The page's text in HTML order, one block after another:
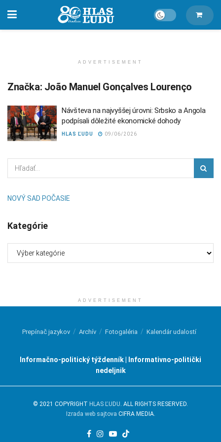
ADVERTISEMENT
Značka: João Manuel Gonçalves Lourenço
Návšteva na najvyššej úrovni: Srbsko a Angola
podpísali dôležité ekonomické dohody
HLAS ĽUDU 09/06/2026
NOVÝ SAD POČASIE
Kategórie
ADVERTISEMENT
Prepínač jazykov Archív Fotogaléria Kalendár udalostí
Informačno-politický týždenník | Informativno-politički
nedeljnik
© 2021 COPYRIGHT HLAS ĽUDU . ALL RIGHTS RESERVED.
Izrada web sajtova CIFRA MEDIA.